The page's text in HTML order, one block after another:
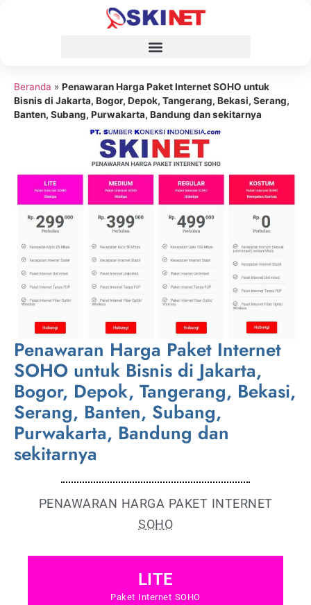
Beranda » Penawaran Harga Paket Internet SOHO untuk
Bisnis di Jakarta, Bogor, Depok, Tangerang, Bekasi, Serang,
Banten, Subang, Purwakarta, Bandung dan sekitarnya
Penawaran Harga Paket Internet
SOHO untuk Bisnis di Jakarta,
Bogor, Depok, Tangerang, Bekasi,
Serang, Banten, Subang,
Purwakarta, Bandung dan
sekitarnya
PENAWARAN HARGA PAKET INTERNET
SOHO
LITE
Paket Internet SOHO